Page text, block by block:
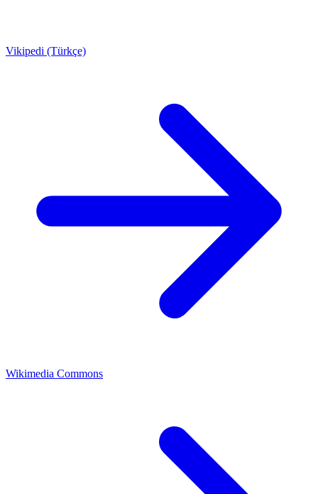
Vikipedi (Türkçe)
Wikimedia Commons